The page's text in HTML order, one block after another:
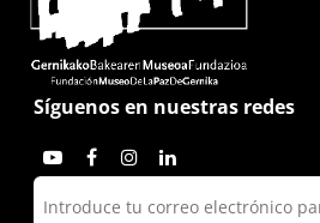
Síguenos en nuestras redes